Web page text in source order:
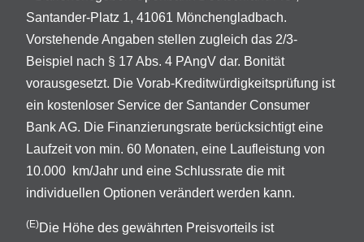
Santander-Platz 1, 41061 Mönchengladbach.
Vorstehende Angaben stellen zugleich das 2/3-
Beispiel nach § 17 Abs. 4 PAngV dar. Bonität
vorausgesetzt. Die Vorab-Kreditwürdigkeitsprüfung ist
ein kostenloser Service der Santander Consumer
Bank AG. Die Finanzierungsrate berücksichtigt eine
Laufzeit von min. 60 Monaten, eine Laufleistung von
10.000 km/Jahr und eine Schlussrate die mit
individuellen Optionen verändert werden kann.
(E)Die Höhe des gewährten Preisvorteils ist